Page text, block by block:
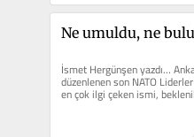
Ne umuldu, ne
İsmet Hergünşen yazdı…
düzenlenen son NATO
en çok ilgi çeken ismi,